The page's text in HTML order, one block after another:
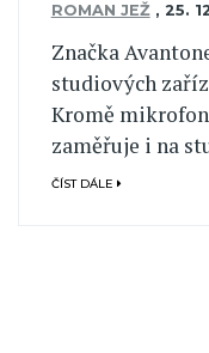
ROMAN JEŽ , 25.
Značka
studiových
Kromě
zaměřuje i na
ČÍST DÁLE